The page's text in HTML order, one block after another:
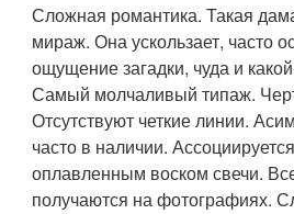
Сложная романтика. Такая
мираж. Она ускользает, часто
ощущение загадки, чуда и
Самый молчаливый типаж.
Отсутствуют четкие линии.
часто в наличии.
оплавленным воском свечи.
получаются на фотографиях.